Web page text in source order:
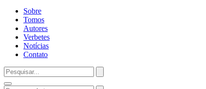
Sobre
Tomos
Autores
Verbetes
Notícias
Contato